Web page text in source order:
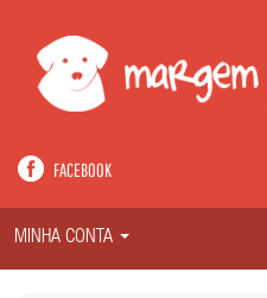
FACEBOOK
MINHA CONTA